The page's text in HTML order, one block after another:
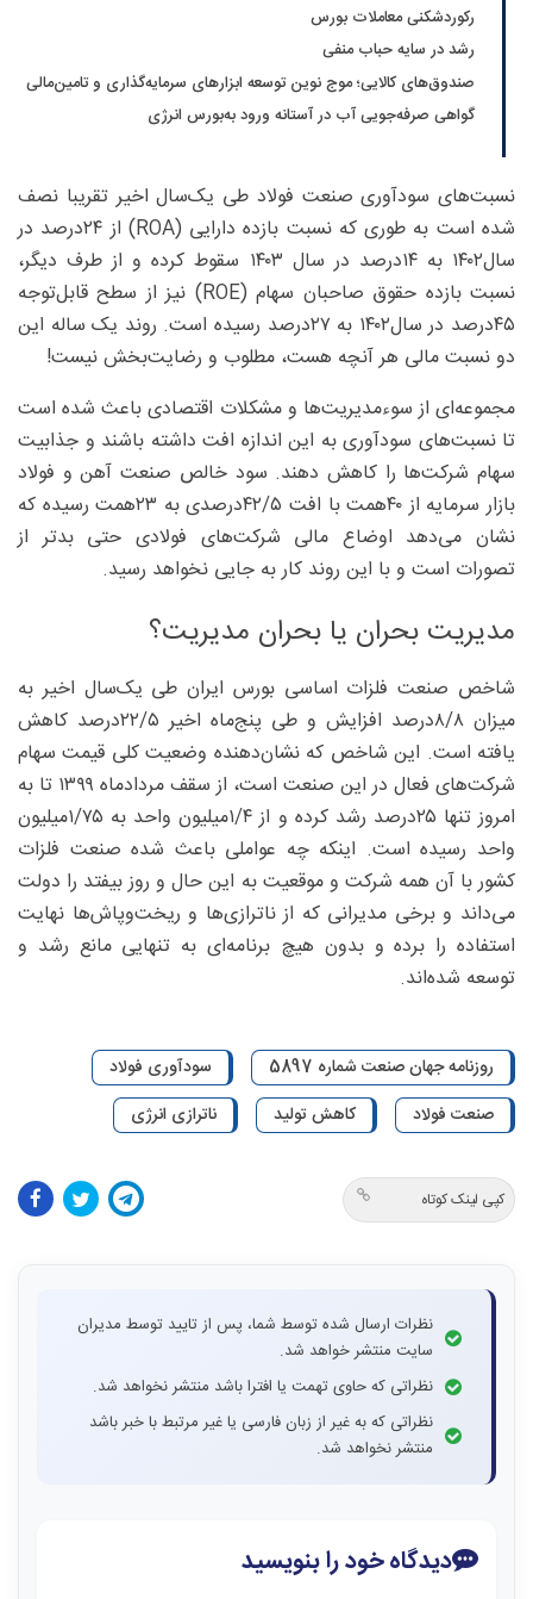
رکوردشکنی معاملات بورس
رشد در سایه حباب منفی
صندوق‌های کالایی؛ موج نوین توسعه ابزارهای سرمایه‌گذاری و تامین‌مالی
گواهی صرفه‌جویی آب در آستانه ورود به‌بورس انرژی
نسبت‌های سودآوری صنعت فولاد طی یک‌سال اخیر تقریبا نصف
شده است به طوری که نسبت بازده دارایی (ROA) از ۲۴‌درصد در
سال۱۴۰۲ به ۱۴‌درصد در سال ۱۴۰۳ سقوط کرده و از طرف دیگر،
نسبت بازده حقوق صاحبان سهام (ROE) نیز از سطح قابل‌توجه
۴۵‌درصد در سال۱۴۰۲ به ۲۷‌درصد رسیده است. روند یک ساله این
دو نسبت مالی هر آنچه هست، مطلوب و رضایت‌بخش نیست!
مجموعه‌ای از سوءمدیریت‌ها و مشکلات اقتصادی باعث شده است
تا نسبت‌های سودآوری به این اندازه افت داشته باشند و جذابیت
سهام شرکت‌ها را کاهش دهند. سود خالص صنعت آهن و فولاد
بازار سرمایه از ۴۰همت با افت ۵/‏‏۴۲‌درصدی به ۲۳همت رسیده که
نشان می‌دهد اوضاع مالی شرکت‌های فولادی حتی بدتر از
تصورات است و با این روند کار به جایی نخواهد رسید.
مدیریت بحران یا بحران مدیریت؟
شاخص صنعت فلزات اساسی بورس ایران طی یک‌سال اخیر به
میزان ۸/‏‏۸‌درصد افزایش و طی پنج‌ماه اخیر ۵/‏‏۲۲‌درصد کاهش
یافته است. این شاخص که نشان‌دهنده وضعیت کلی قیمت سهام
شرکت‌های فعال در این صنعت است، از سقف مردادماه ۱۳۹۹ تا به
امروز تنها ۲۵‌درصد رشد کرده و از ۴/‏‏۱‌میلیون واحد به ۷۵/‏‏۱‌میلیون
واحد رسیده است. اینکه چه عواملی باعث شده صنعت فلزات
کشور با آن همه شرکت و موقعیت به این حال و روز بیفتد را دولت
می‌داند و برخی مدیرانی که از ناترازی‌ها و ریخت‌وپاش‌ها نهایت
استفاده را برده و بدون هیچ برنامه‌ای به تنهایی مانع رشد و
توسعه شده‌اند.
روزنامه جهان صنعت شماره 5897
سودآوری فولاد
صنعت فولاد
کاهش تولید ناترازی انرژی
کپی لینک کوتاه
نظرات ارسال شده توسط شما، پس از تایید توسط مدیران
سایت منتشر خواهد شد.
نظراتی که حاوی تهمت یا افترا باشد منتشر نخواهد شد.
نظراتی که به غیر از زبان فارسی یا غیر مرتبط با خبر باشد
منتشر نخواهد شد.
دیدگاه خود را بنویسید